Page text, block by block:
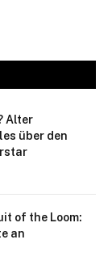
Alter
über den
of the Loom:
an